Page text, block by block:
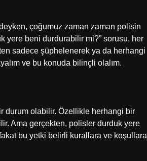
çoğumuz zaman zaman polisin
yere beni durdurabilir mi?” sorusu, her
sadece şüphelenerek ya da herhangi
ve bu konuda bilinçli olalım.
durum olabilir. Özellikle herhangi bir
Ama gerçekten, polisler durduk yere
bu yetki belirli kurallara ve koşullara